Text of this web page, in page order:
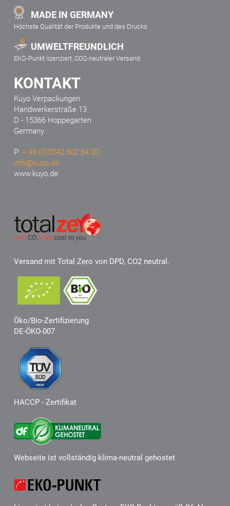
MADE IN GERMANY
Höchste Qualität der Produkte und des Drucks
UMWELTFREUNDLICH
EKO-Punkt lizenziert, CO2-neutraler Versand
KONTAKT
Kuyo Verpackungen
Handwerkerstraße 13
D - 15366 Hoppegarten
Germany
P: + 49 (0)3342 502 84 20
info@kuyo.de
www.kuyo.de
Versand mit Total Zero von DPD, CO2 neutral.
Öko/Bio-Zertifizierung
DE-ÖKO-007
HACCP - Zertifikat
Webseite ist vollständig klima-neutral gehostet